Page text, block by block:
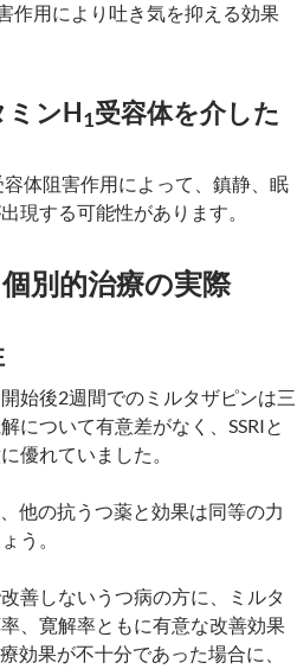
作用により吐き気を抑える効果
ミンH1受容体を介した
容体阻害作用によって、鎮静、眠
現する可能性があります。
別的治療の実際
始後2週間でのミルタザピンは三
について有意差がなく、SSRIと
優れていました。
他の抗うつ薬と効果は同等の力
う。
善しないうつ病の方に、ミルタ
、寛解率ともに有意な改善効果
効果が不十分であった場合に、